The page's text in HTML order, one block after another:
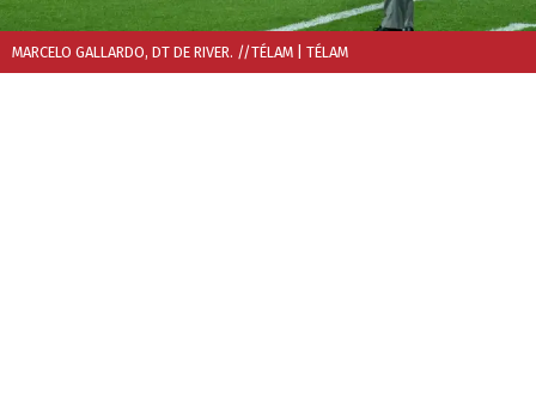
MARCELO GALLARDO, DT DE RIVER. //TÉLAM | TÉLAM